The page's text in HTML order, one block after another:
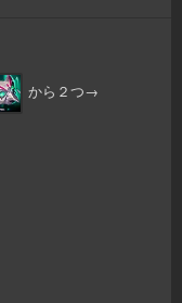
から２つ→